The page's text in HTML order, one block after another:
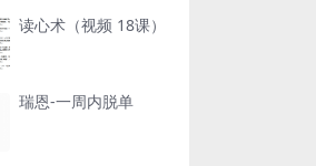
读心术（视频 18课）
瑞恩-一周内脱单